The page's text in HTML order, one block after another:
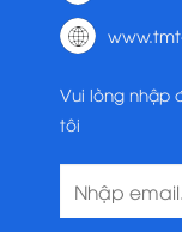
Vui lòng nhập
tôi